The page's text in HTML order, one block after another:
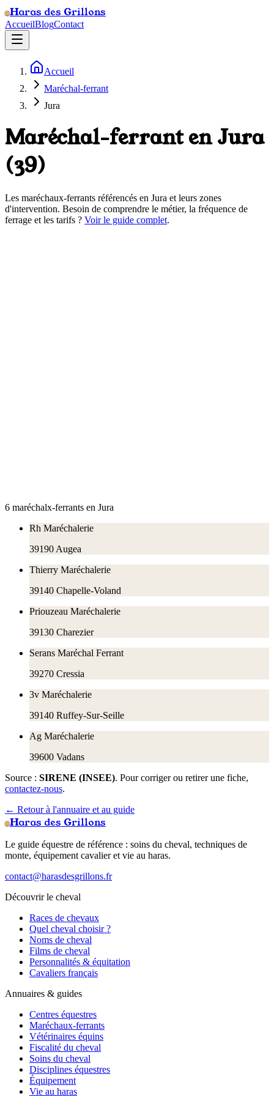
Haras des Grillons
AccueilBlogContact
Accueil
Maréchal-ferrant
Jura
Maréchal-ferrant enJura
(39)
Les maréchaux-ferrants référencés en Jura et leurs zones
d'intervention. Besoin de comprendre le métier, la fréquence de
ferrage et les tarifs ? Voir le guide complet.
6 maréchalx-ferrants en Jura
Rh Maréchalerie
39190 Augea
Thierry Maréchalerie
39140 Chapelle-Voland
Priouzeau Maréchalerie
39130 Charezier
Serans Maréchal Ferrant
39270 Cressia
3v Maréchalerie
39140 Ruffey-Sur-Seille
Ag Maréchalerie
39600 Vadans
Source : SIRENE (INSEE). Pour corriger ou retirer une fiche,
contactez-nous.
← Retour à l'annuaire et au guide
Haras des Grillons
Le guide équestre de référence : soins du cheval, techniques de
monte, équipement cavalier et vie au haras.
contact@harasdesgrillons.fr
Découvrir le cheval
Races de chevaux
Quel cheval choisir ?
Noms de cheval
Films de cheval
Personnalités & équitation
Cavaliers français
Annuaires & guides
Centres équestres
Maréchaux-ferrants
Vétérinaires équins
Fiscalité du cheval
Soins du cheval
Disciplines équestres
Équipement
Vie au haras